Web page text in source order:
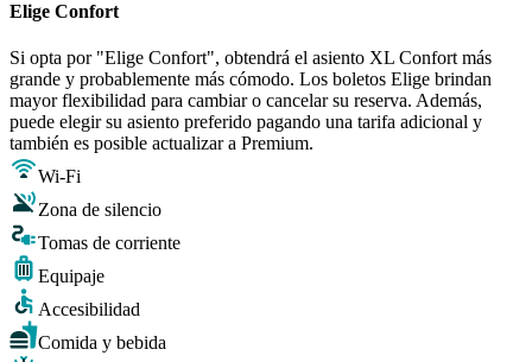
Elige Confort
Si opta por "Elige Confort", obtendrá el asiento XL Confort más
grande y probablemente más cómodo. Los boletos Elige brindan
mayor flexibilidad para cambiar o cancelar su reserva. Además,
puede elegir su asiento preferido pagando una tarifa adicional y
también es posible actualizar a Premium.
Wi-Fi
Zona de silencio
Tomas de corriente
Equipaje
Accesibilidad
Comida y bebida